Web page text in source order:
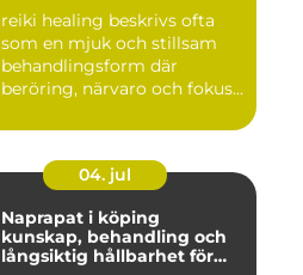
reiki healing beskrivs ofta
som en mjuk och stillsam
behandlingsform där
beröring, närvaro och fokus...
04. jul
Naprapat i köping
kunskap, behandling och
långsiktig hållbarhet för